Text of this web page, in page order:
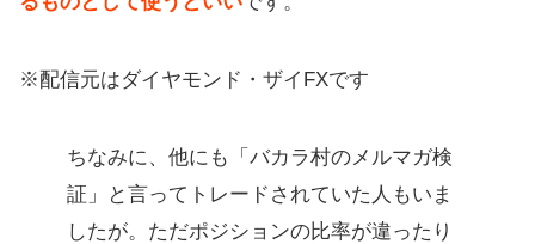
※配信元はダイヤモンド・ザイFXです
ちなみに、他にも「バカラ村のメルマガ検
証」と言ってトレードされていた人もいま
したが。ただポジションの比率が違ったり